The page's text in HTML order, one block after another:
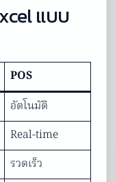
แบบ
POS
อัตโนมัติ
Real-time
รวดเร็ว